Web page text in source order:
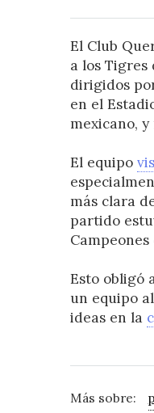
El Club
a los Tigres
dirigidos
en el
mexicano,
El equipo
más clara
partido
Esto obligó
un equipo
ideas en la
Más sobre: